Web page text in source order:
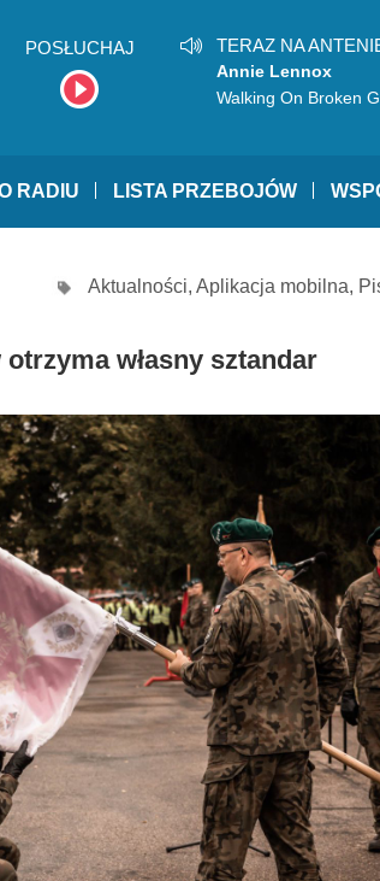
POSŁUCHAJ TERAZ NA
Annie Lennox
Walking On Broken
RADIU LISTA PRZEBOJÓW
Aktualności, Aplikacja mobilna,
własny sztandar